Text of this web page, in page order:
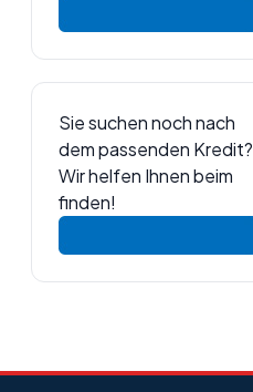
Sie suchen noch nach
dem passenden Kredit?
Wir helfen Ihnen beim
finden!